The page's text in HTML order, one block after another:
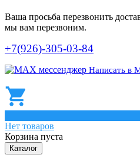
Ваша просьба перезвонить
мы вам перезвоним.
+7(926)-305-03-84
Написать в
Нет товаров
Корзина пуста
Каталог